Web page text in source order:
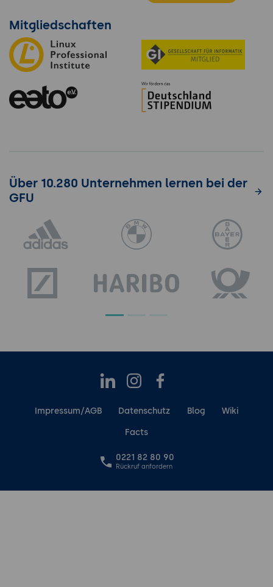
Mitgliedschaften
Über 10.280 Unternehmen lernen bei der
GFU
LinkedInInstagramFacebook
Impressum/AGB Datenschutz Blog Wiki
Facts
0221 82 80 90
Rückruf anfordern